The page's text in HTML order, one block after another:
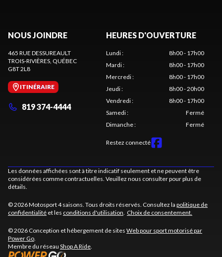
NOUS JOINDRE
465 RUE DESSUREAULT
TROIS-RIVIÈRES, QUÉBEC
G8T 2L8
ITINÉRAIRE
819 374-4444
HEURES D'OUVERTURE
Lundi:
8h00 - 17h00
Mardi:
8h00 - 17h00
Mercredi:
8h00 - 17h00
Jeudi:
8h00 - 20h00
Vendredi:
8h00 - 17h00
Samedi:
Fermé
Dimanche: Fermé
Restez connecté
Les données affichées sont à titre indicatif seulement et ne peuvent être
considérées comme contractuelles. Veuillez nous consulter pour plus de
détails.
© 2026 Motosport 4 saisons. Tous droits réservés. Consultez la politique de
confidentialité et les conditions d'utilisation. Choix de consentement.
© 2026 Conception et hébergement de sites Web pour sport motorisé par
Power Go.
Membre du réseau Shop A Ride.